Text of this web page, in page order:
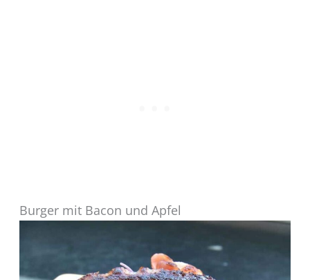
Burger mit Bacon und Apfel